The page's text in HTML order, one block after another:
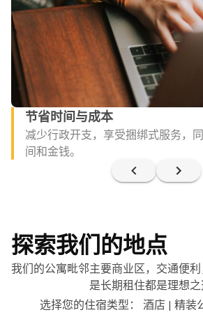
节省时间与成本
减少行政开支，享受捆绑式服务，
间和金钱。
探索我们的地点
我们的公寓毗邻主要商业区，交通便
是长期租住都是理想之
选择您的住宿类型： 酒店 | 精装